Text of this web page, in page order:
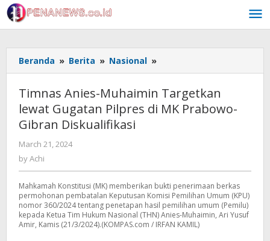
Skip
to
content
Beranda » Berita » Nasional »
Anies-
Targetkan
lewat
Prabowo-
Gibran
Diskualifikasi
Timnas Anies-Muhaimin Targetkan
lewat Gugatan Pilpres di MK Prabowo-
Gibran Diskualifikasi
March 21, 2024
byAchi
Mahkamah Konstitusi (MK) memberikan bukti penerimaan berkas
permohonan pembatalan Keputusan Komisi Pemilihan Umum (KPU)
nomor 360/2024 tentang penetapan hasil pemilihan umum (Pemilu)
kepada Ketua Tim Hukum Nasional (THN) Anies-Muhaimin, Ari Yusuf
Amir, Kamis (21/3/2024).(KOMPAS.com / IRFAN KAMIL)